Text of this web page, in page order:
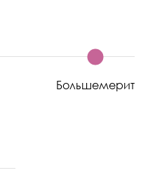
Большемерит